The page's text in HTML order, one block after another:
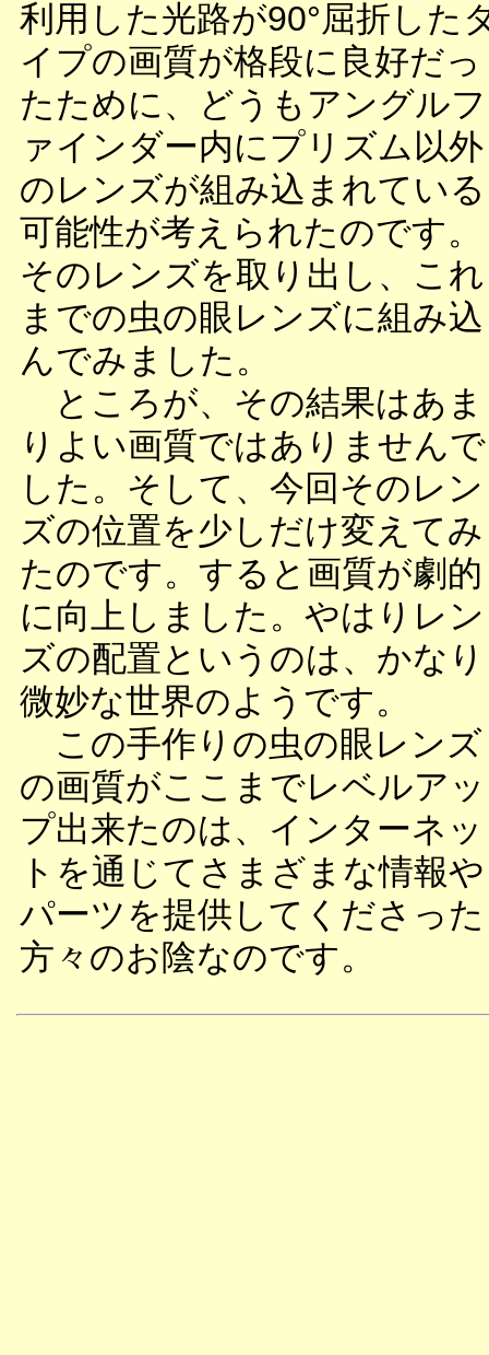
利用した光路が90°屈折した
イプの画質が格段に良好だっ
たために、どうもアングルフ
ァインダー内にプリズム以外
のレンズが組み込まれている
可能性が考えられたのです。
そのレンズを取り出し、これ
までの虫の眼レンズに組み込
んでみました。
ところが、その結果はあま
りよい画質ではありませんで
した。そして、今回そのレン
ズの位置を少しだけ変えてみ
たのです。すると画質が劇的
に向上しました。やはりレン
ズの配置というのは、かなり
微妙な世界のようです。
この手作りの虫の眼レンズ
の画質がここまでレベルアッ
プ出来たのは、インターネッ
トを通じてさまざまな情報や
パーツを提供してくださった
方々のお陰なのです。